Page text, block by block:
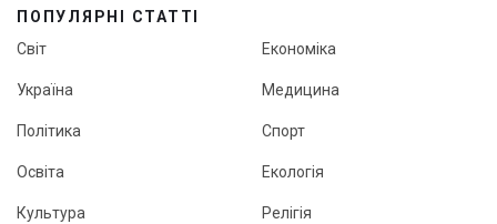
ПОПУЛЯРНІ СТАТТІ
Світ
Україна
Політика
Освіта
Культура
Економіка
Медицина
Спорт
Екологія
Релігія